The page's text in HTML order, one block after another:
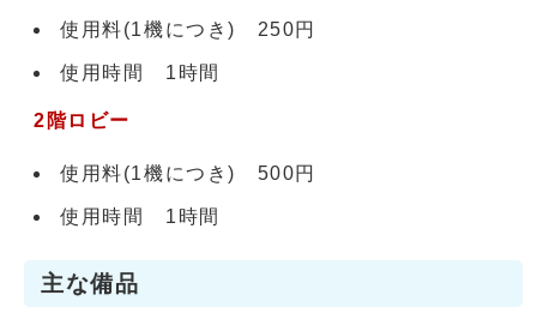
使用料(1機につき) 250円
使用時間 1時間
2階ロビー
使用料(1機につき) 500円
使用時間 1時間
主な備品